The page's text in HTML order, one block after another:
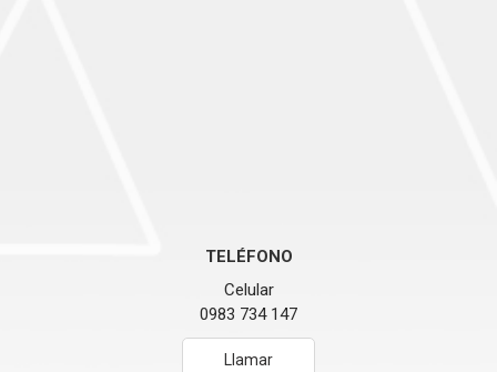
TELÉFONO
Celular
0983 734 147
Llamar